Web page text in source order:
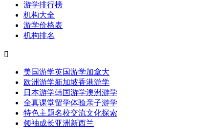
游学排行榜
机构大全
游学价格表
机构排名

美国游学英国游学加拿大
欧洲游学新加坡香港游学
日本游学韩国游学澳洲游学
全真课堂留学体验亲子游学
特色主题名校交流文化探索
领袖成长亚洲 新西兰